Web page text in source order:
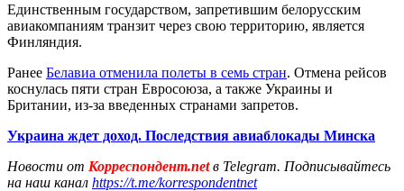
Единственным государством, запретившим белорусским
авиакомпаниям транзит через свою территорию, является
Финляндия.
Ранее Белавиа отменила полеты в семь стран. Отмена рейсов
коснулась пяти стран Евросоюза, а также Украины и
Британии, из-за введенных странами запретов.
Украина ждет доход. Последствия авиаблокады Минска
Новости от Корреспондент.netв Telegram. Подписывайтесь
на наш канал https://t.me/korrespondentnet